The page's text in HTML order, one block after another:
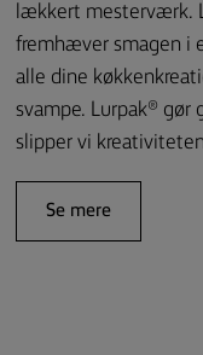
lækkert mesterværk.
fremhæver smagen i
alle dine
svampe. Lurpak® gør
slipper vi
Se mere